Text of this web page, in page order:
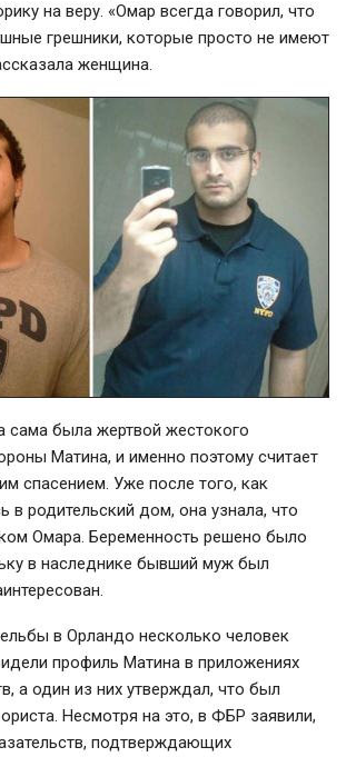
на веру. «Омар всегда говорил, что
грешники, которые просто не имеют
женщина.
сама была жертвой жестокого
Матина, и именно поэтому считает
спасением. Уже после того, как
в родительский дом, она узнала, что
Омара. Беременность решено было
в наследнике бывший муж был
в Орландо несколько человек
профиль Матина в приложениях
, а один из них утверждал, что был
Несмотря на это, в ФБР заявили,
подтверждающих